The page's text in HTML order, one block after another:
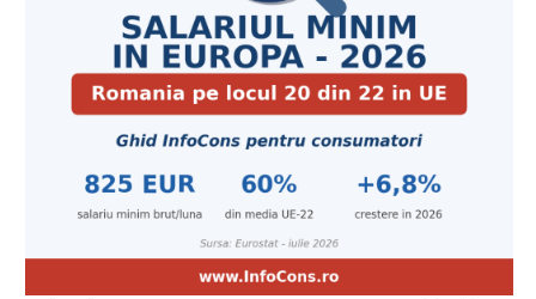
Aplicatia InfoCons